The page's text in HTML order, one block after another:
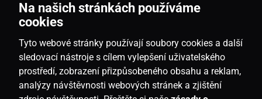
Souhlasím sezásadami zpracování osobních údajů
SK
Na našich stránkách používáme
cookies
Tyto webové stránky používají soubory cookies a další
sledovací nástroje s cílem vylepšení uživatelského
prostředí, zobrazení přizpůsobeného obsahu a reklam,
analýzy návštěvnosti webových stránek a zjištění